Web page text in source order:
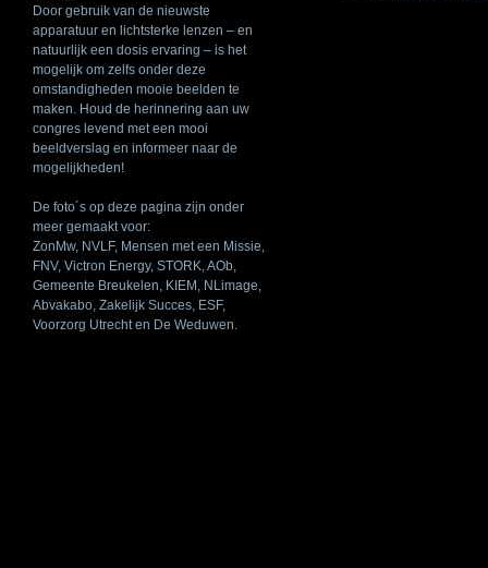
Door gebruik van de nieuwste
apparatuur en lichtsterke lenzen – en
natuurlijk een dosis ervaring – is het
mogelijk om zelfs onder deze
omstandigheden mooie beelden te
maken. Houd de herinnering aan uw
congres levend met een mooi
beeldverslag en informeer naar de
mogelijkheden!
De foto´s op deze pagina zijn onder
meer gemaakt voor:
ZonMw, NVLF, Mensen met een Missie,
FNV, Victron Energy, STORK, AOb,
Gemeente Breukelen, KIEM , NLimage,
Abvakabo, Zakelijk Succes, ESF,
Voorzorg Utrecht en De Weduwen.